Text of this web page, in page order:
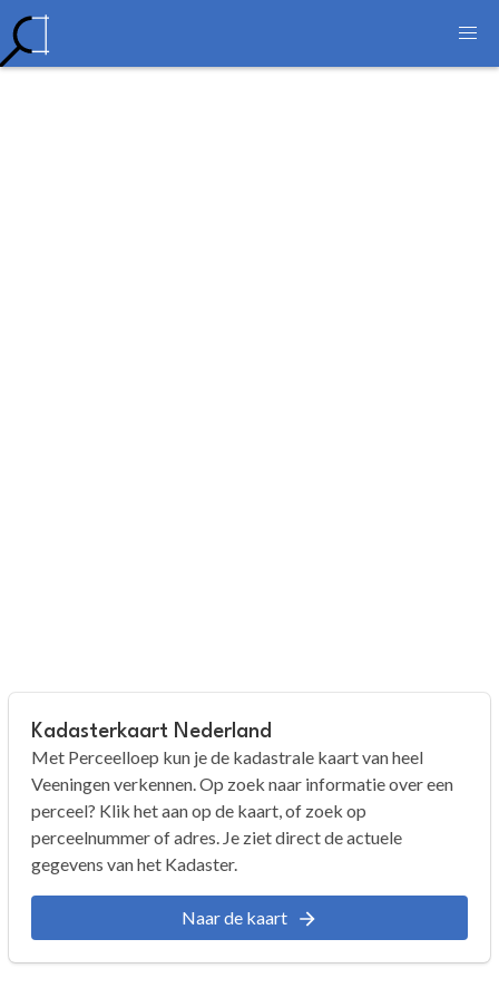
Kadasterkaart Nederland
Met Perceelloep kun je de kadastrale kaart van heel
Veeningen verkennen. Op zoek naar informatie over een
perceel? Klik het aan op de kaart, of zoek op
perceelnummer of adres. Je ziet direct de actuele
gegevens van het Kadaster.
Naar de kaart